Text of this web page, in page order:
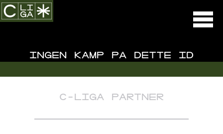
INGEN KAMP PÅ DETTE ID
C-LIGA PARTNER